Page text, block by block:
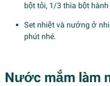
bột tỏi, 1/3 thìa bột
Set nhiệt và nướng ở
phút nhé.
Nước mắm làm